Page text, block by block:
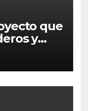
que
y
gatos:
mientras